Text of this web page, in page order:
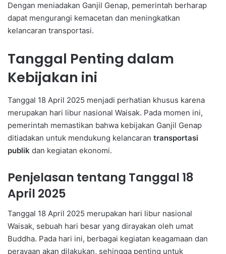
Dengan meniadakan Ganjil Genap, pemerintah berharap
dapat mengurangi kemacetan dan meningkatkan
kelancaran transportasi.
Tanggal Penting dalam
Kebijakan ini
Tanggal 18 April 2025 menjadi perhatian khusus karena
merupakan hari libur nasional Waisak. Pada momen ini,
pemerintah memastikan bahwa kebijakan Ganjil Genap
ditiadakan untuk mendukung kelancaran transportasi
publik dan kegiatan ekonomi.
Penjelasan tentang Tanggal 18
April 2025
Tanggal 18 April 2025 merupakan hari libur nasional
Waisak, sebuah hari besar yang dirayakan oleh umat
Buddha. Pada hari ini, berbagai kegiatan keagamaan dan
perayaan akan dilakukan, sehingga penting untuk